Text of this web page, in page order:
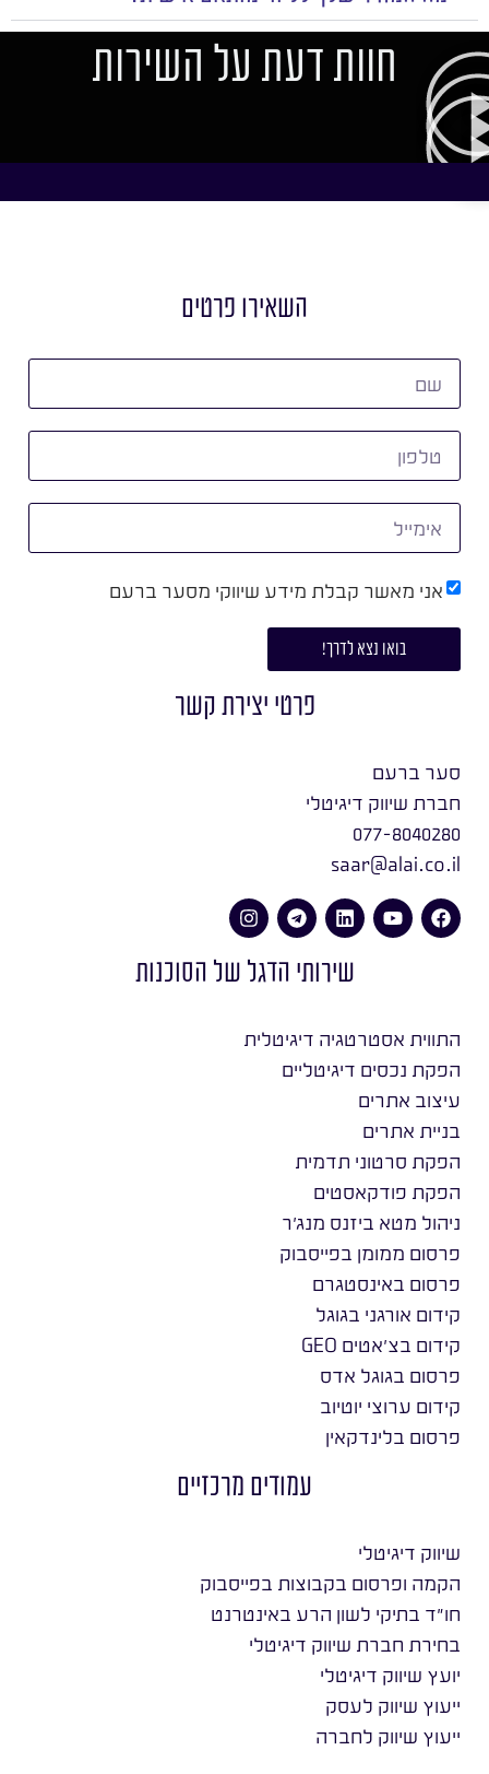
חוות דעת על השירות
השאירו פרטים
אני מאשר קבלת מידע שיווקי מסער ברעם
בואו נצא לדרך!
פרטי יצירת קשר
סער ברעם
חברת שיווק דיגיטלי
077-8040280
saar@alai.co.il
שירותי הדגל של הסוכנות
התווית אסטרטגיה דיגיטלית
הפקת נכסים דיגיטליים
עיצוב אתרים
בניית אתרים
הפקת סרטוני תדמית
הפקת פודקאסטים
ניהול מטא ביזנס מנג׳ר
פרסום ממומן בפייסבוק
פרסום באינסטגרם
קידום אורגני בגוגל
קידום בצ׳אטים GEO
פרסום בגוגל אדס
קידום ערוצי יוטיוב
פרסום בלינדקאין
עמודים מרכזיים
שיווק דיגיטלי
הקמה ופרסום בקבוצות בפייסבוק
חו״ד בתיקי לשון הרע באינטרנט
בחירת חברת שיווק דיגיטלי
יועץ שיווק דיגיטלי
ייעוץ שיווק לעסק
ייעוץ שיווק לחברה